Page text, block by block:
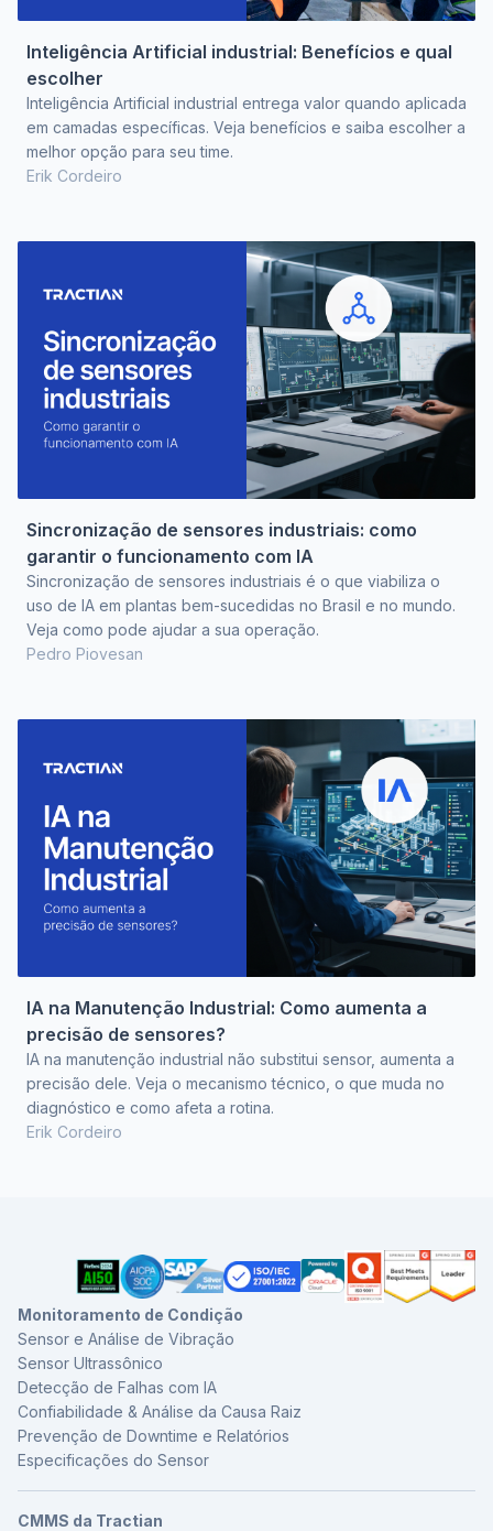
Inteligência Artificial industrial: Benefícios e qual
escolher
Inteligência Artificial industrial entrega valor quando aplicada
em camadas específicas. Veja benefícios e saiba escolher a
melhor opção para seu time.
Erik Cordeiro
Sincronização de sensores industriais: como
garantir o funcionamento com IA
Sincronização de sensores industriais é o que viabiliza o
uso de IA em plantas bem-sucedidas no Brasil e no mundo.
Veja como pode ajudar a sua operação.
Pedro Piovesan
IA na Manutenção Industrial: Como aumenta a
precisão de sensores?
IA na manutenção industrial não substitui sensor, aumenta a
precisão dele. Veja o mecanismo técnico, o que muda no
diagnóstico e como afeta a rotina.
Erik Cordeiro
Monitoramento de Condição
Sensor e Análise de Vibração
Sensor Ultrassônico
Detecção de Falhas com IA
Confiabilidade & Análise da Causa Raiz
Prevenção de Downtime e Relatórios
Especificações do Sensor
CMMS da Tractian